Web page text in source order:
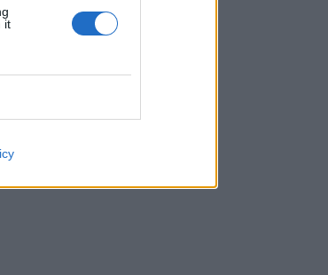
it
Ειρήνη Νικολοπούλου: «Το
Tik Tok έχει γίνει το σόου
Σακίρα: Αυτές είναι οι 7